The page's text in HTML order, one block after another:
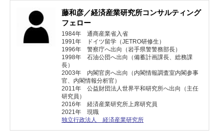
藤和彦／経済産業研究所コンサルティング
フェロー
1984年 通商産業省入省
1991年 ドイツ留学（JETRO研修生）
1996年 警察庁へ出向（岩手県警警務部長）
1998年 石油公団へ出向（備蓄計画課長、総務課
長）
2003年 内閣官房へ出向（内閣情報調査室内閣参事
官、内閣情報分析官）
2011年 公益財団法人世界平和研究所へ出向（主任
研究員）
2016年 経済産業研究所上席研究員
2021年 現職
独立行政法人 経済産業研究所